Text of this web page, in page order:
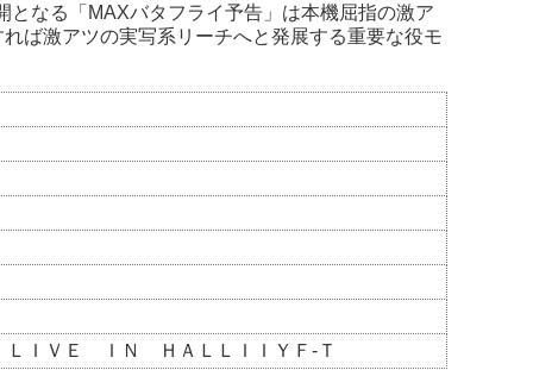
なる「MAXバタフライ予告」は本機屈指の激ア
ば激アツの実写系リーチへと発展する重要な役モ
ＩＶＥ ＩＮ ＨＡＬＬＩＩＹＦ‐Ｔ